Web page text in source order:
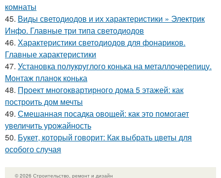
комнаты
45. Виды светодиодов и их характеристики » Электрик
Инфо. Главные три типа светодиодов
46. Характеристики светодиодов для фонариков.
Главные характеристики
47. Установка полукруглого конька на металлочерепицу.
Монтаж планок конька
48. Проект многоквартирного дома 5 этажей: как
построить дом мечты
49. Смешанная посадка овощей: как это помогает
увеличить урожайность
50. Букет, который говорит: Как выбрать цветы для
особого случая
© 2026 Строительство, ремонт и дизайн